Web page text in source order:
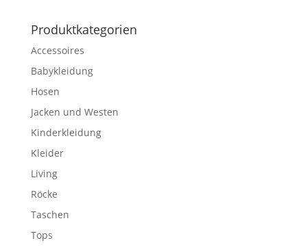
Produktkategorien
Accessoires
Babykleidung
Hosen
Jacken und Westen
Kinderkleidung
Kleider
Living
Röcke
Taschen
Tops